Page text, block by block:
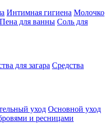
Интимная гигиена Молочко
Пена для ванны Соль для
для загара Средства
уход Основной уход
и ресницами